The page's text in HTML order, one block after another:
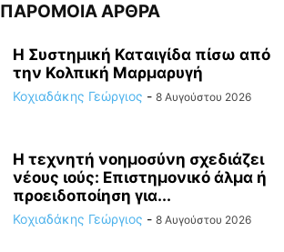
ΠΑΡΟΜΟΙΑ ΑΡΘΡΑ
Η Συστημική Καταιγίδα πίσω από
την Κολπική Μαρμαρυγή
Κοχιαδάκης Γεώργιος - 8 Αυγούστου 2026
Η τεχνητή νοημοσύνη σχεδιάζει
νέους ιούς: Επιστημονικό άλμα ή
προειδοποίηση για...
Κοχιαδάκης Γεώργιος - 8 Αυγούστου 2026